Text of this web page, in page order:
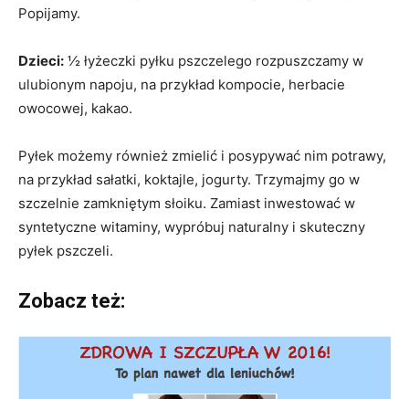
Popijamy.
Dzieci: ½ łyżeczki pyłku pszczelego rozpuszczamy w
ulubionym napoju, na przykład kompocie, herbacie
owocowej, kakao.
Pyłek możemy również zmielić i posypywać nim potrawy,
na przykład sałatki, koktajle, jogurty. Trzymajmy go w
szczelnie zamkniętym słoiku. Zamiast inwestować w
syntetyczne witaminy, wypróbuj naturalny i skuteczny
pyłek pszczeli.
Zobacz też: